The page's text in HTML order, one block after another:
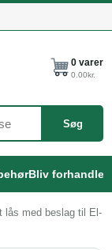
Søg
0 varer
0.00kr.
Bliv
lås med beslag til El-